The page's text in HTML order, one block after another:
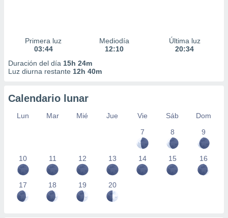
Primera luz
03:44
Mediodía
12:10
Última luz
20:34
Duración del día 15h 24m
Luz diurna restante 12h 40m
Calendario lunar
Lun Mar Mié Jue Vie Sáb
Dom
7
8 9
10 11 12 13 14 15 16
17 18 19 20